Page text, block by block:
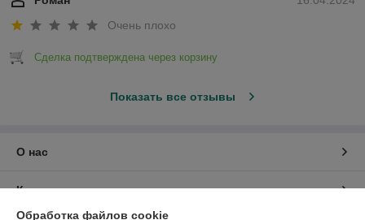
Очень плохо
Сделка подтверждена через корзину
Показать все отзывы
О нас
Контакты
Обработка файлов cookie